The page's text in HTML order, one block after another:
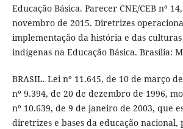
Educação Básica. Parecer CNE/CEB nº
novembro de 2015. Diretrizes
implementação da história e das culturas
indígenas na Educação Básica. Brasília:
BRASIL. Lei nº 11.645, de 10 de março
nº 9.394, de 20 de dezembro de 1996,
nº 10.639, de 9 de janeiro de 2003, que
diretrizes e bases da educação